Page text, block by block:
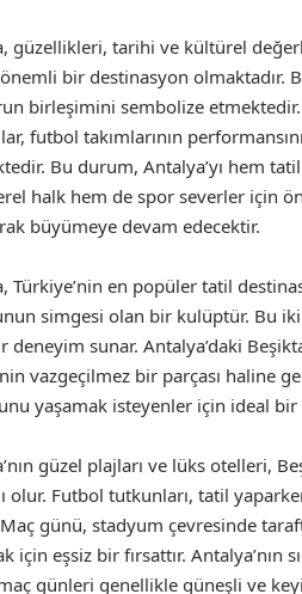
güzellikleri, tarihi ve kültürel
bir destinasyon olmaktadır.
birleşimini sembolize
futbol takımlarının
Bu durum, Antalya’yı hem
halk hem de spor severler için
büyümeye devam edecektir.
Türkiye’nin en popüler tatil
simgesi olan bir kulüptür. Bu
deneyim sunar. Antalya’daki
vazgeçilmez bir parçası haline
yaşamak isteyenler için ideal
güzel plajları ve lüks otelleri,
olur. Futbol tutkunları, tatil
Maç günü, stadyum çevresinde
için eşsiz bir fırsattır. Antalya’nın
günleri genellikle güneşli ve